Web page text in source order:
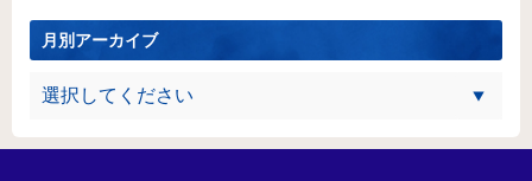
月別アーカイブ